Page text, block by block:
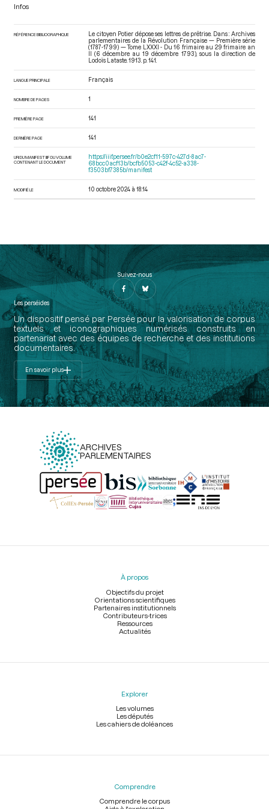
Infos
RÉFÉRENCE BIBLIOGRAPHIQUE
Le citoyen Potier dépose ses lettres de prêtrise. Dans : Archives
parlementaires de la Révolution Française — Première série
(1787-1799) — Tome LXXXI - Du 16 frimaire au 29 frimaire an
II (6 décembre au 19 décembre 1793), sous la direction de
Lodoïs Lataste. 1913. p. 141.
LANGUE PRINCIPALE Français
NOMBRE DE PAGES 1
PREMIÈRE PAGE 141
DERNIÈRE PAGE 141
URI DU MANIFEST IIIF DU VOLUME
CONTENANT LE DOCUMENT
https://iiif.persee.fr/b0e2cf11-597c-427d-8ac7-
68bcc0acf13b/bcfb5053-c42f-4c52-a338-
f3503bf7385b/manifest
MODIFIÉ LE 10 octobre 2024 à 18:14
Suivez-nous
Les perséides
Un dispositif pensé par Persée pour la valorisation de corpus
textuels et iconographiques numérisés construits en
partenariat avec des équipes de recherche et des institutions
documentaires.
En savoir plus
ARCHIVES
PARLEMENTAIRES
Menu
À propos
Objectifs du projet
Orientations scientifiques
Partenaires institutionnels
Contributeurs-trices
Ressources
Actualités
Explorer
Les volumes
Les députés
Les cahiers de doléances
Comprendre
Comprendre le corpus